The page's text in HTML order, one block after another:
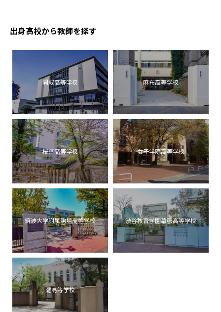
出身高校から教師を探す
開成高等学校 麻布高等学校
桜蔭高等学校 女子学院高等学校
筑波大学附属駒場高等学校 渋谷教育学園幕張高等学校
灘高等学校